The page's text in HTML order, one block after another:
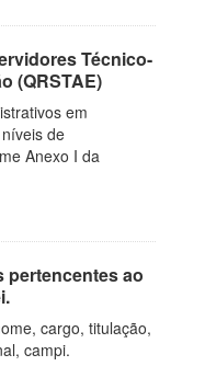
Técnico-
(QRSTAE)
em
de
Anexo I da
pertencentes ao
cargo, titulação,
campi.